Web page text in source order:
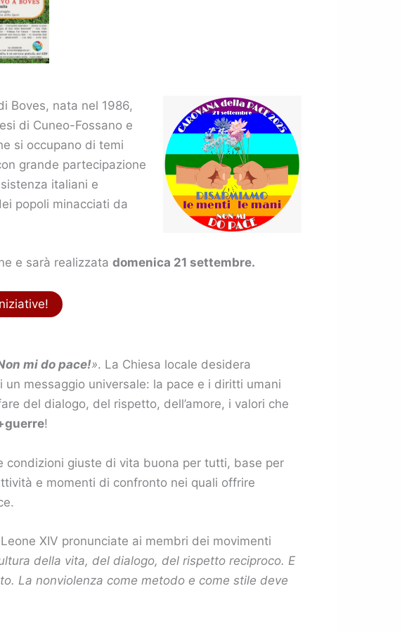
Boves, nata nel 1986,
di Cuneo-Fossano e
si occupano di temi
grande partecipazione
italiani e
popoli minacciati da
e sarà realizzata domenica 21 settembre.
mi do pace!». La Chiesa locale desidera
messaggio universale: la pace e i diritti umani
del dialogo, del rispetto, dell’amore, i valori che
!
giuste di vita buona per tutti, base per
e momenti di confronto nei quali offrire
XIV pronunciate ai membri dei movimenti
della vita, del dialogo, del rispetto reciproco. E
La nonviolenza come metodo e come stile deve